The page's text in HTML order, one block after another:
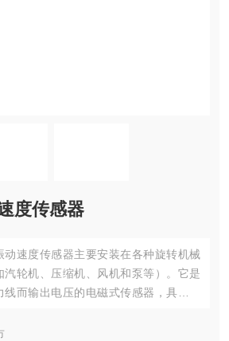
度传感器
动速度传感器主要安装在各种旋转机械
汽轮机、压缩机、风机和泵等）。它是
而输出电压的电磁式传感器，具有接
，特别适合于风机、汽轮机、电机等